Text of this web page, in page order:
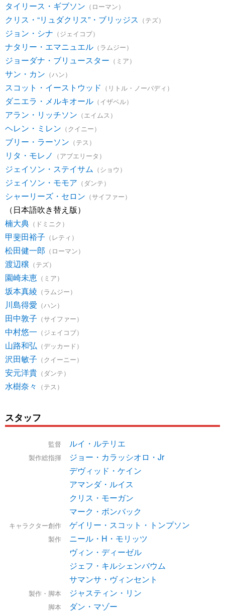
タイリース・ギブソン （ローマン）
クリス・“リュダクリス”・ブリッジス （テズ）
ジョン・シナ （ジェイコブ）
ナタリー・エマニュエル （ラムジー）
ジョーダナ・ブリュースター （ミア）
サン・カン （ハン）
スコット・イーストウッド （リトル・ノーバディ）
ダニエラ・メルキオール （イザベル）
アラン・リッチソン （エイムス）
ヘレン・ミレン （クイニー）
ブリー・ラーソン （テス）
リタ・モレノ （アブエリータ）
ジェイソン・ステイサム （ショウ）
ジェイソン・モモア （ダンテ）
シャーリーズ・セロン （サイファー）
（日本語吹き替え版）
楠大典 （ドミニク）
甲斐田裕子 （レティ）
松田健一郎 （ローマン）
渡辺穣 （テズ）
園崎未恵 （ミア）
坂本真綾 （ラムジー）
川島得愛 （ハン）
田中敦子 （サイファー）
中村悠一 （ジェイコブ）
山路和弘 （デッカード）
沢田敏子 （クイーニー）
安元洋貴 （ダンテ）
水樹奈々 （テス）
スタッフ
監督 ルイ・ルテリエ
製作総指揮
ジョー・カラッシオロ・Jr
デヴィッド・ケイン
アマンダ・ルイス
クリス・モーガン
マーク・ボンバック
キャラクター創作 ゲイリー・スコット・トンプソン
製作
ニール・H・モリッツ
ヴィン・ディーゼル
ジェフ・キルシェンバウム
サマンサ・ヴィンセント
製作・脚本 ジャスティン・リン
脚本 ダン・マゾー